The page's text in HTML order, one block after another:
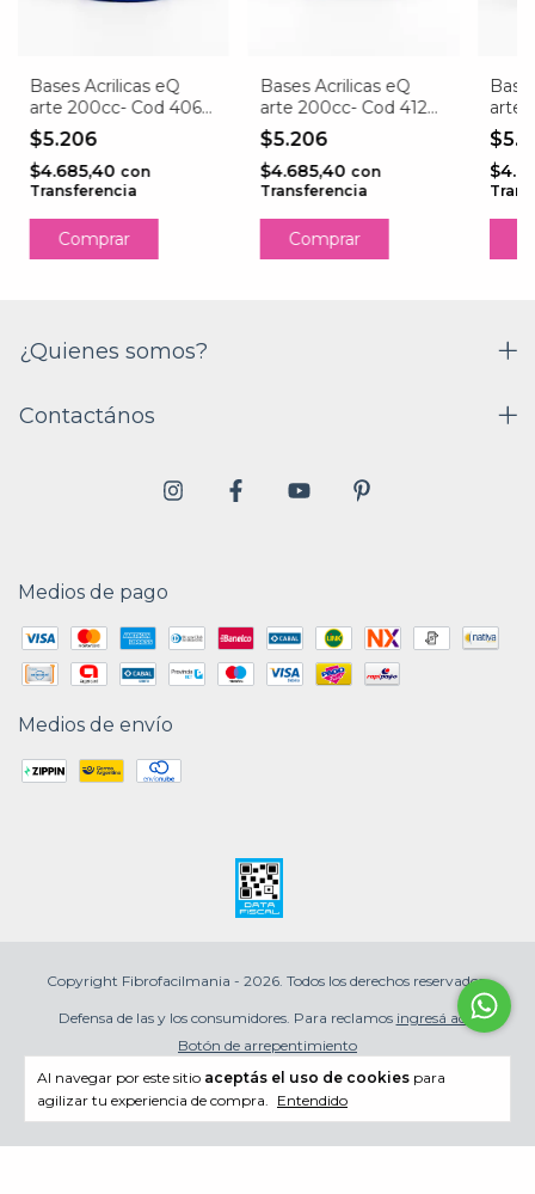
Al navegar por este sitio aceptás el uso de cookies para
agilizar tu experiencia de compra. Entendido
Bases Acrilicas eQ
arte 200cc- Cod 406
Ultramar
$5.206
$4.685,40 con
Transferencia
Bases Acrilicas eQ
arte 200cc- Cod 412
Cielo
$5.206
$4.685,40 con
Transferencia
arte
Azul
¿Quienes somos?
Contactános
Medios de pago
Medios de envío
Copyright Fibrofacilmania - 2026. Todos los derechos reservados.
Defensa de las y los consumidores. Para reclamos ingresá acá.
Botón de arrepentimiento